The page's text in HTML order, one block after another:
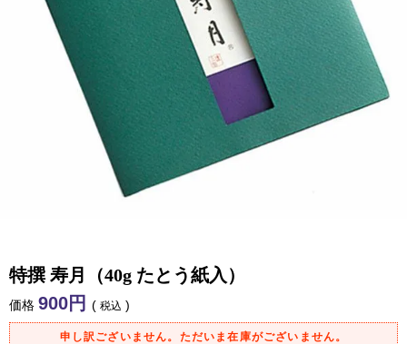
特撰 寿月（40g たとう紙入）
価格 900 税込
申し訳ございません。ただいま在庫がございません。